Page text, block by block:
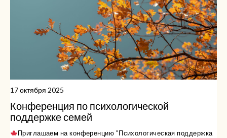
17 октября 2025
Конференция по психологической
поддержке семей
Приглашаем на конференцию "Психологическая поддержка